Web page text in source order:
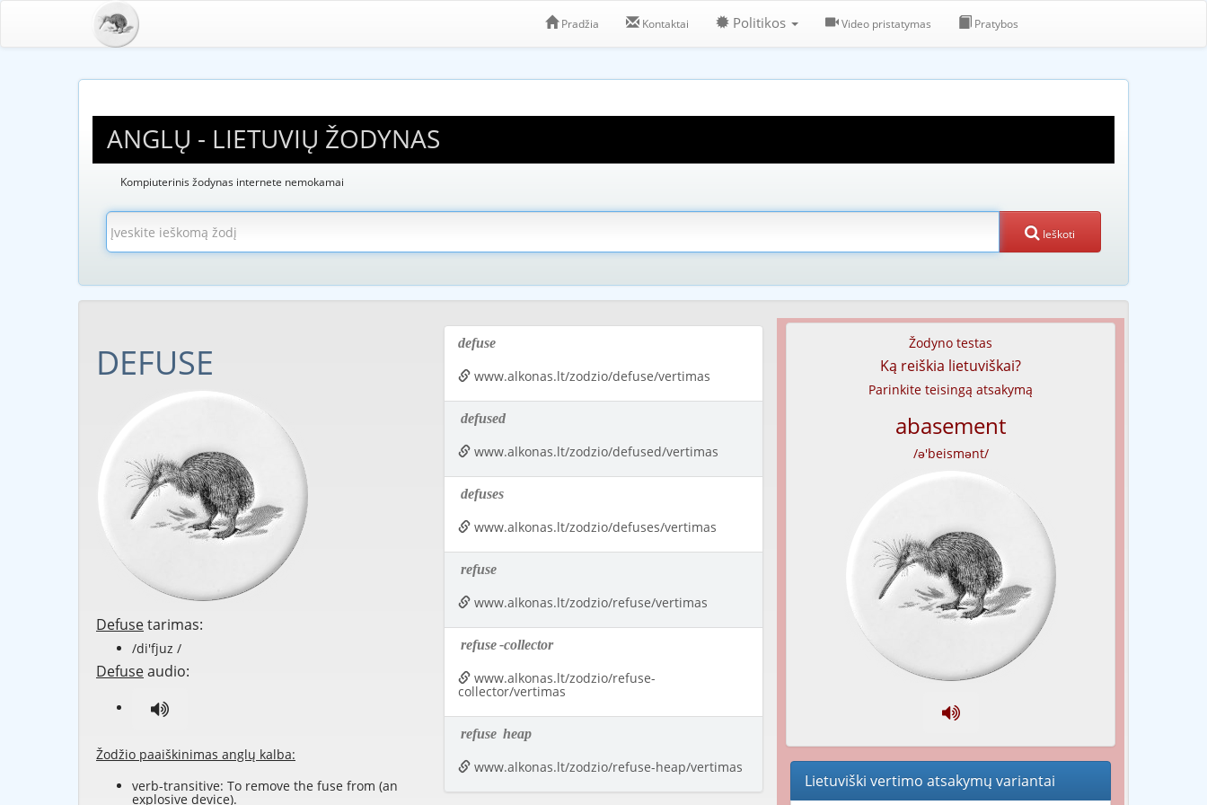
Pradžia Kontaktai Politikos Video pristatymas Pratybos
ANGLŲ - LIETUVIŲ ŽODYNAS
Kompiuterinis žodynas internete nemokamai
Ieškoti
DEFUSE
Defusetarimas:
/di'fjuz /
Defuseaudio:
Žodžio paaiškinimas anglų kalba:
verb-transitive: To remove the fuse from (an
explosive device).
defuse
www.alkonas.lt/zodzio/defuse/vertimas
defused
www.alkonas.lt/zodzio/defused/vertimas
defuses
www.alkonas.lt/zodzio/defuses/vertimas
refuse
www.alkonas.lt/zodzio/refuse/vertimas
refuse-collector
www.alkonas.lt/zodzio/refuse-
collector/vertimas
refuse heap
www.alkonas.lt/zodzio/refuse-heap/vertimas
Žodyno testas
Ką reiškia lietuviškai?
Parinkite teisingą atsakymą
abasement
/ə'beismənt/
Lietuviški vertimo atsakymų variantai